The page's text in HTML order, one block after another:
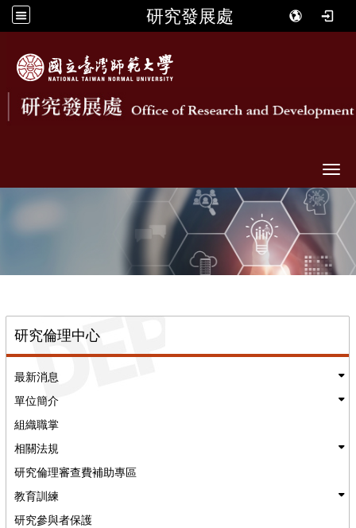
研究發展處
研究倫理中心
最新消息
單位簡介
組織職掌
相關法規
研究倫理審查費補助專區
教育訓練
研究參與者保護